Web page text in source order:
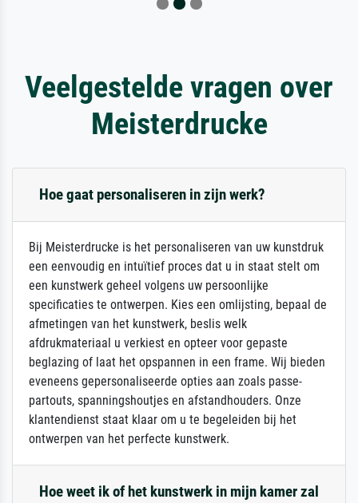
Veelgestelde vragen over
Meisterdrucke
Hoe gaat personaliseren in zijn werk?
Bij Meisterdrucke is het personaliseren van uw kunstdruk
een eenvoudig en intuïtief proces dat u in staat stelt om
een kunstwerk geheel volgens uw persoonlijke
specificaties te ontwerpen. Kies een omlijsting, bepaal de
afmetingen van het kunstwerk, beslis welk
afdrukmateriaal u verkiest en opteer voor gepaste
beglazing of laat het opspannen in een frame. Wij bieden
eveneens gepersonaliseerde opties aan zoals passe-
partouts, spanningshoutjes en afstandhouders. Onze
klantendienst staat klaar om u te begeleiden bij het
ontwerpen van het perfecte kunstwerk.
Hoe weet ik of het kunstwerk in mijn kamer zal